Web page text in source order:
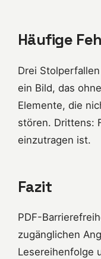
Häufige
Drei
ein Bild, das
Elemente, die
stören. Drittens:
einzutragen ist.
Fazit
PDF-
zugänglichen
Lesereihenfolge